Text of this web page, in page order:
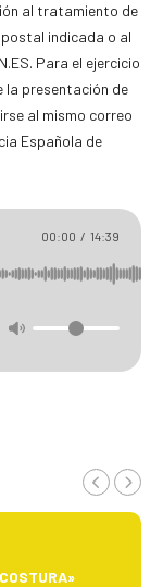
al tratamiento de
indicada o al
Para el ejercicio
la presentación de
al mismo correo
Española de
00:00 / 14:39